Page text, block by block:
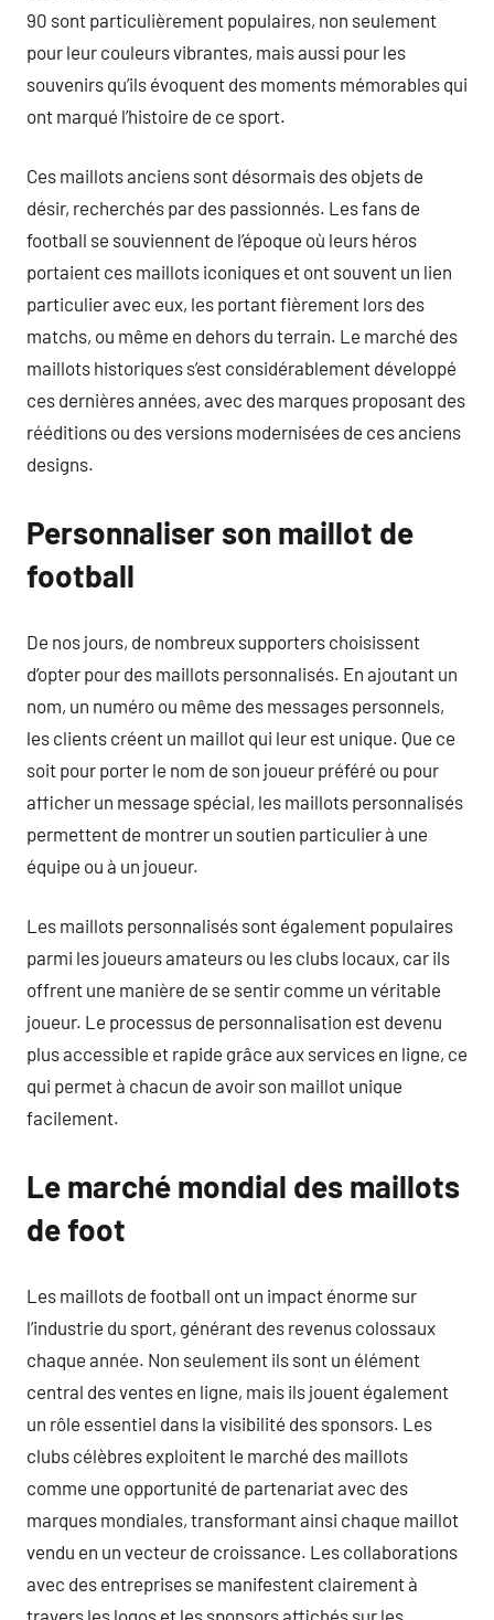
90 sont particulièrement populaires, non seulement
pour leur couleurs vibrantes, mais aussi pour les
souvenirs qu’ils évoquent des moments mémorables qui
ont marqué l’histoire de ce sport.
Ces maillots anciens sont désormais des objets de
désir, recherchés par des passionnés. Les fans de
football se souviennent de l’époque où leurs héros
portaient ces maillots iconiques et ont souvent un lien
particulier avec eux, les portant fièrement lors des
matchs, ou même en dehors du terrain. Le marché des
maillots historiques s’est considérablement développé
ces dernières années, avec des marques proposant des
rééditions ou des versions modernisées de ces anciens
designs.
Personnaliser son maillot de
football
De nos jours, de nombreux supporters choisissent
d’opter pour des maillots personnalisés. En ajoutant un
nom, un numéro ou même des messages personnels,
les clients créent un maillot qui leur est unique. Que ce
soit pour porter le nom de son joueur préféré ou pour
afficher un message spécial, les maillots personnalisés
permettent de montrer un soutien particulier à une
équipe ou à un joueur.
Les maillots personnalisés sont également populaires
parmi les joueurs amateurs ou les clubs locaux, car ils
offrent une manière de se sentir comme un véritable
joueur. Le processus de personnalisation est devenu
plus accessible et rapide grâce aux services en ligne, ce
qui permet à chacun de avoir son maillot unique
facilement.
Le marché mondial des maillots
de foot
Les maillots de football ont un impact énorme sur
l’industrie du sport, générant des revenus colossaux
chaque année. Non seulement ils sont un élément
central des ventes en ligne, mais ils jouent également
un rôle essentiel dans la visibilité des sponsors. Les
clubs célèbres exploitent le marché des maillots
comme une opportunité de partenariat avec des
marques mondiales, transformant ainsi chaque maillot
vendu en un vecteur de croissance. Les collaborations
avec des entreprises se manifestent clairement à
travers les logos et les sponsors affichés sur les